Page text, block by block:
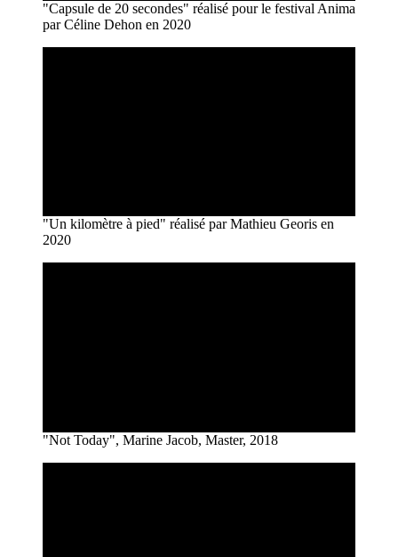
"Capsule de 20 secondes" réalisé pour le festival Anima
par Céline Dehon en 2020
"Un kilomètre à pied" réalisé par Mathieu Georis en
2020
"Not Today", Marine Jacob, Master, 2018